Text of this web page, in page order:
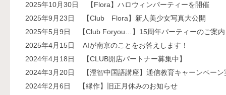
2025年10月30日
【Flora】ハロウィンパーティーを開催
2025年9月23日
【Club Flora】新人美少女写真大公開
2025年5月9日
【Club Foryou…】15周年パーティーのご案内
2025年4月15日
AIが南京のことをお答えします！
2024年4月18日
【CLUB開店パートナー募集中】
2024年3月20日
【澄智中国語講座】通信教育キャーンペー
2024年2月6日
【縁作】旧正月休みのお知らせ